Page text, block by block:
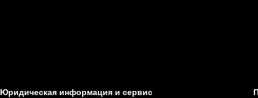
Юридическая информация и сервис